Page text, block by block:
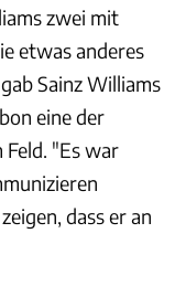
zwei mit
etwas anderes
Sainz Williams
eine der
"Es war
dass er an